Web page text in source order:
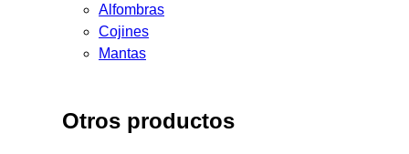
Alfombras
Cojines
Mantas
Otros productos